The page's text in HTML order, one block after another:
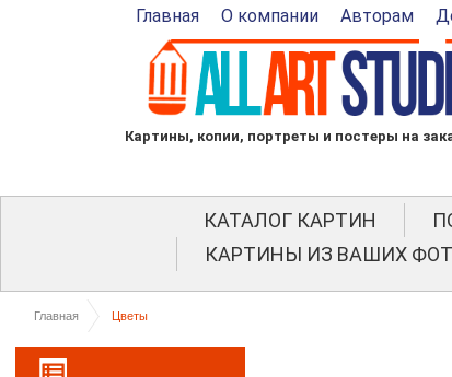
Главная О компании Авторам
Картины, копии, портреты и постеры на
КАТАЛОГ КАРТИН
КАРТИНЫ ИЗ ВАШИХ
Главная Цветы